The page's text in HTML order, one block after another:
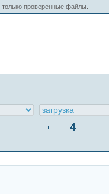
проверенные файлы.